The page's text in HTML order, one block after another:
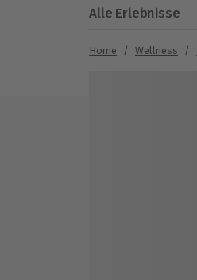
Alle Erlebnisse
Home / Wellness /